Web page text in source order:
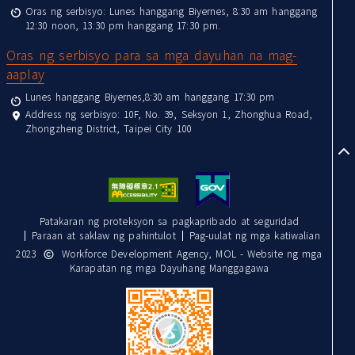
Oras ng serbisyo: Lunes hanggang Biyernes, 8:30 am hanggang
12:30 noon, 13:30 pm hanggang 17:30 pm.
Oras ng serbisyo para sa mga dayuhan na mag-
aaplay
Lunes hanggang Biyernes,8:30 am hanggang 17:30 pm
Address ng serbisyo: 10F, No. 39, Seksyon 1, Zhonghua Road,
Zhongzheng District, Taipei City 100
Patakaran ng proteksyon sa pagkapribado at seguridad
Paraan at saklaw ng pahintulot
Pag-uulat ng mga katiwalian
2023
Workforce Development Agency, MOL - Website ng mga
Karapatan ng mga Dayuhang Manggagawa